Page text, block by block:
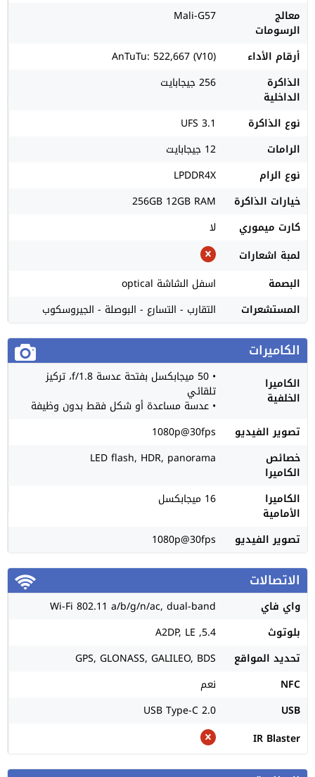
معالج
الرسومات
Mali-G57
أرقام الأداء
AnTuTu: 522,667 (V10)
الذاكرة
الداخلية
256 جيجابايت
نوع الذاكرة
UFS 3.1
الرامات
12 جيجابايت
نوع الرام
LPDDR4X
خيارات الذاكرة
256GB 12GB RAM
كارت ميموري
لا
لمبة اشعارات
البصمة
اسفل الشاشة optical
المستشعرات
التقارب - التسارع - البوصلة - الجيروسكوب
الكاميرات
الكاميرا
الخلفية
• 50 ميجابكسل بفتحة عدسة f/1.8، تركيز
تلقائي
• عدسة مساعدة أو شكل فقط بدون وظيفة
تصوير الفيديو
1080p@30fps
خصائص
الكاميرا
LED flash, HDR, panorama
الكاميرا
الأمامية
16 ميجابكسل
تصوير الفيديو 1080p@30fps
الاتصالات
واي فاي
Wi-Fi 802.11 a/b/g/n/ac, dual-band
بلوتوث
5.4, A2DP, LE
تحديد المواقع
GPS, GLONASS, GALILEO, BDS
NFC
نعم
USB
USB Type-C 2.0
IR Blaster